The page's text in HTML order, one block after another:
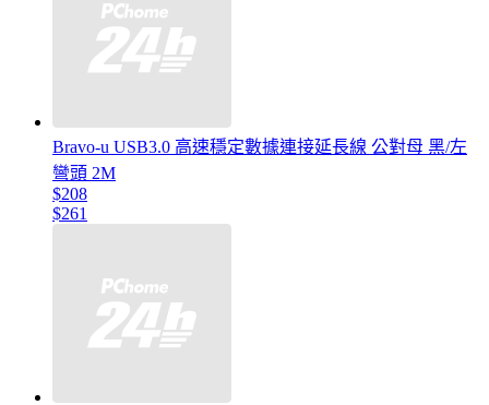
Bravo-u USB3.0 高速穩定數據連接延長線 公對母 黑/左
彎頭 2M
$208
$261